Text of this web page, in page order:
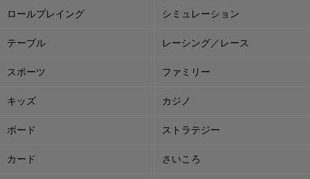
ロールプレイング シミュレーション
テーブル レーシング／レース
スポーツ ファミリー
キッズ カジノ
ボード ストラテジー
カード さいころ